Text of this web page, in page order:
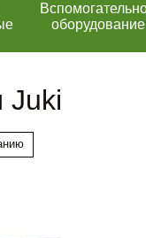
оборудование